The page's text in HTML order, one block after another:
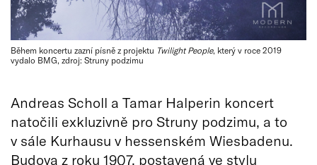
Během koncertu zazní písně z projektu Twilight People, který v roce 2019
vydalo BMG, zdroj: Struny podzimu
Andreas Scholl a Tamar Halperin koncert
natočili exkluzivně pro Struny podzimu, a to
v sále Kurhausu v hessenském Wiesbadenu.
Budova z roku 1907, postavená ve stylu